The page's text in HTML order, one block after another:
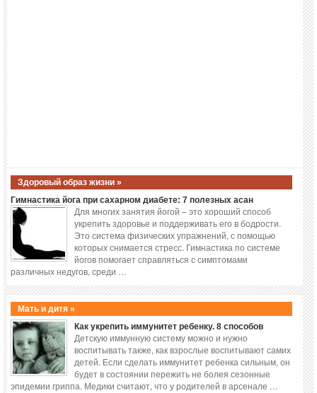
Здоровый образ жизни »
Гимнастика йога при сахарном диабете: 7 полезных асан
Для многих занятия йогой – это хороший способ
укрепить здоровье и поддерживать его в бодрости.
Это система физических упражнений, с помощью
которых снимается стресс. Гимнастика по системе
йогов помогает справляться с симптомами
различных недугов, среди …
Мать и дитя »
Как укрепить иммунитет ребенку. 8 способов
Детскую иммунную систему можно и нужно
воспитывать также, как взрослые воспитывают самих
детей. Если сделать иммунитет ребенка сильным, он
будет в состоянии пережить не болея сезонные
эпидемии гриппа. Медики считают, что у родителей в арсенале …